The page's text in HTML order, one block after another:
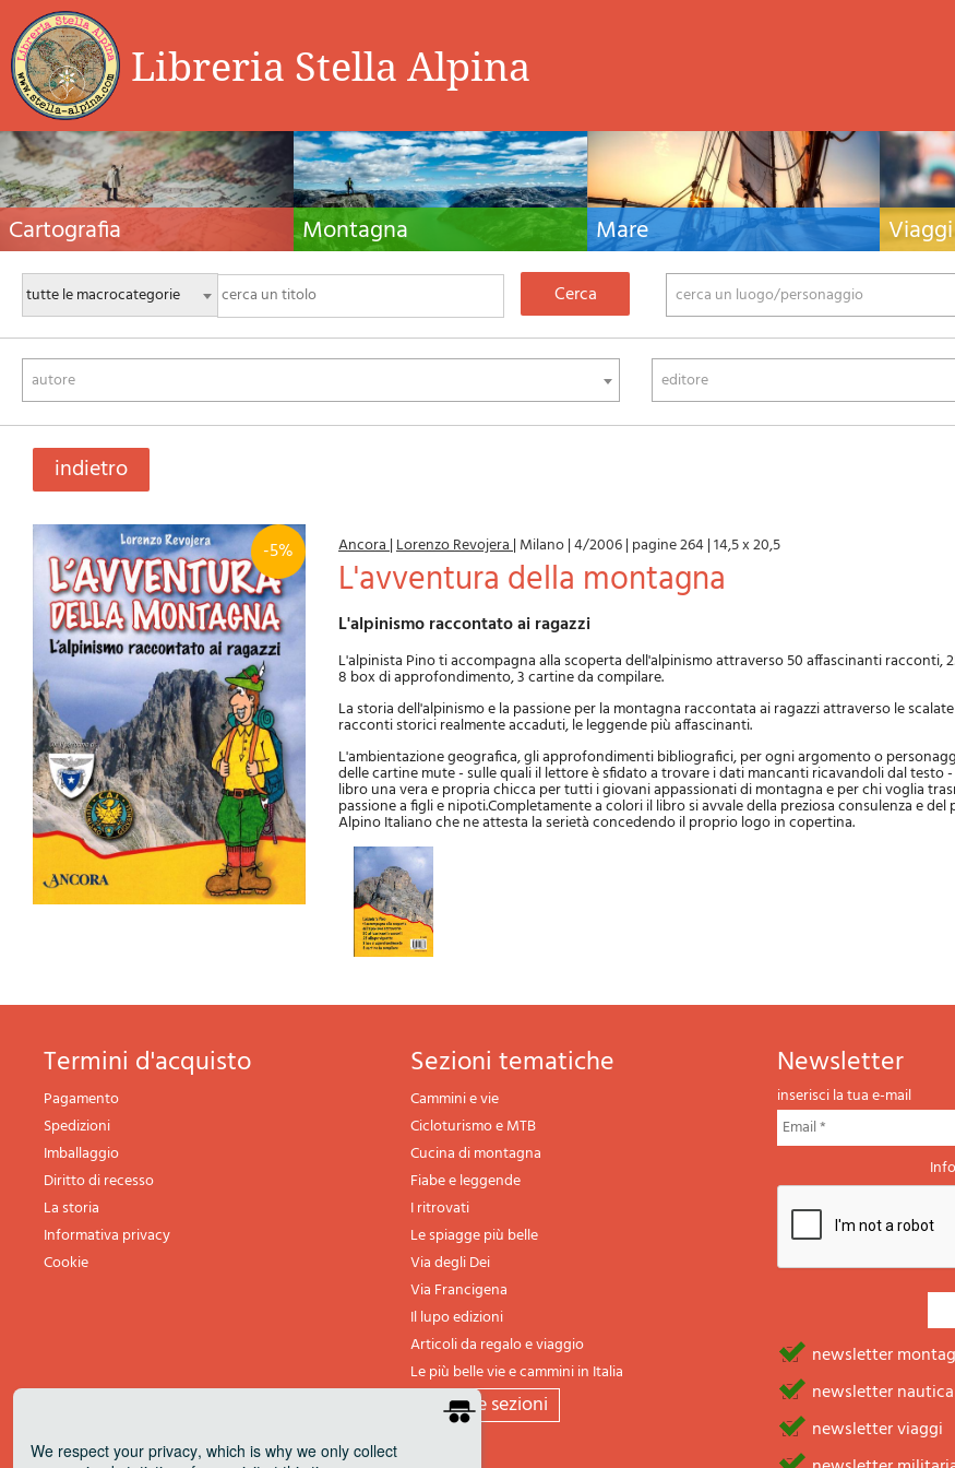
Libreria Stella Alpina
Cartografia
Carte escursionistiche, carte stradali e atlanti,
cartografia d'Italia e di tutto il mondo. Carte dei
sentieri, cartografia per il cicloturismo e
mountain bike
Montagna
Guide alpinistiche, guide escursionistiche,
manuali tecnici per l'alpinismo estivo ed
invernale. Letteratura e filmografia di montagna
Mare
Manuali nautici, cartografia nautica, libri e
letteratura per la barca a vela e motore
Viaggi
Guide
viaggio per
cerca un luogo/personaggio
autore editore
indietro
-5% Ancora|Lorenzo Revojera| Milano|4/2006| pagine 264|14,5 x 20,5
L'avventura della montagna
L'alpinismo raccontato ai ragazzi
L'alpinista Pino ti accompagna alla scoperta dell'alpinismo attraverso 50 affascinanti racconti,
8 box di approfondimento, 3 cartine da compilare.
La storia dell'alpinismo e la passione per la montagna raccontata ai ragazzi attraverso le
racconti storici realmente accaduti, le leggende più affascinanti.
L'ambientazione geografica, gli approfondimenti bibliografici, per ogni argomento o
delle cartine mute - sulle quali il lettore è sfidato a trovare i dati mancanti ricavandoli dal testo
libro una vera e propria chicca per tutti i giovani appassionati di montagna e per chi voglia
passione a figli e nipoti.Completamente a colori il libro si avvale della preziosa consulenza e
Alpino Italiano che ne attesta la serietà concedendo il proprio logo in copertina.
termini d'acquisto
Pagamento
Spedizioni
Imballaggio
Diritto di recesso
La storia
Informativa privacy
Cookie
sezioni tematiche
Cammini e vie
Cicloturismo e MTB
Cucina di montagna
Fiabe e leggende
I ritrovati
Le spiagge più belle
Via degli Dei
Via Francigena
Il lupo edizioni
Articoli da regalo e viaggio
Le più belle vie e cammini in Italia
tutte le sezioni
newsletter
inserisci la tua e-mail
newsletter
newsletter nautica
newsletter viaggi
We respect your privacy, which is why we only collect